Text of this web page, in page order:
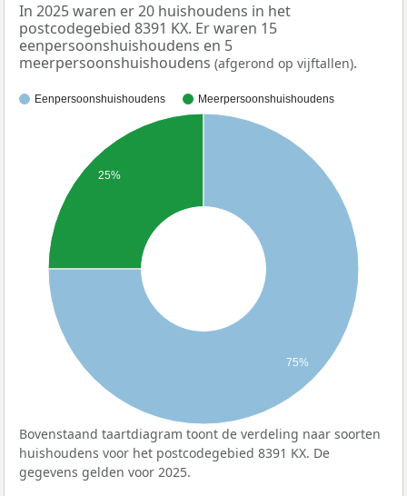
In 2025 waren er 20 huishoudens in het
postcodegebied 8391 KX. Er waren 15
eenpersoonshuishoudens en 5
meerpersoonshuishoudens (afgerond op vijftallen).
Eenpersoonshuishoudens Meerpersoonshuishoudens
25%
75%
Bovenstaand taartdiagram toont de verdeling naar soorten
huishoudens voor het postcodegebied 8391 KX. De
gegevens gelden voor 2025.